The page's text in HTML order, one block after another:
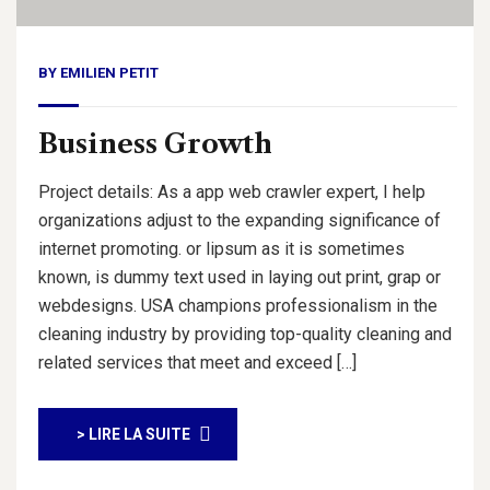
BY EMILIEN PETIT
Business Growth
Project details: As a app web crawler expert, I help
organizations adjust to the expanding significance of
internet promoting. or lipsum as it is sometimes
known, is dummy text used in laying out print, grap or
webdesigns. USA champions professionalism in the
cleaning industry by providing top-quality cleaning and
related services that meet and exceed […]
> LIRE LA SUITE